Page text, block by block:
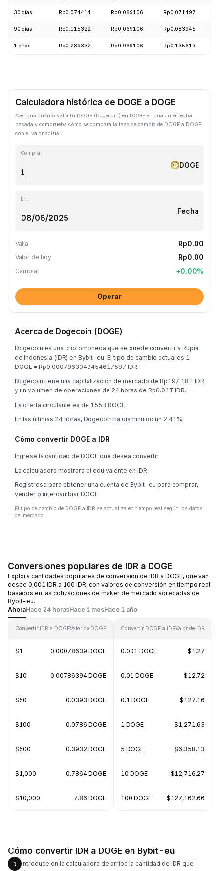
30 días Rp0.074414 Rp0.069106 Rp0.071497
90 días Rp0.115322 Rp0.069106 Rp0.083945
1 años Rp0.289332 Rp0.069106 Rp0.135613
Calculadora histórica de DOGE a DOGE
Averigua cuánto valía tu DOGE (Dogecoin) en DOGE en cualquier fecha
pasada y comprueba cómo se compara la tasa de cambio de DOGE a DOGE
con el valor actual.
Comprar
DOGE
En:
Fecha
Valía Rp0.00
Valor de hoy Rp0.00
Cambiar +0.00%
Operar
Acerca de Dogecoin (DOGE)
Dogecoin es una criptomoneda que se puede convertir a Rupia
de Indonesia (IDR) en Bybit-eu. El tipo de cambio actual es 1
DOGE = Rp0.0007863943454617587 IDR.
Dogecoin tiene una capitalización de mercado de Rp197.18T IDR
y un volumen de operaciones de 24 horas de Rp6.04T IDR.
La oferta circulante es de 155B DOGE.
En las últimas 24 horas, Dogecoin ha disminuido un 2.41%.
Cómo convertir DOGE a IDR
Ingrese la cantidad de DOGE que desea convertir
La calculadora mostrará el equivalente en IDR
Regístrese para obtener una cuenta de Bybit-eu para comprar,
vender o intercambiar DOGE
El tipo de cambio de DOGE a IDR se actualiza en tiempo real según los datos
del mercado.
Conversiones populares de IDR a DOGE
Explora cantidades populares de conversión de IDR a DOGE, que van
desde 0,001 IDR a 100 IDR, con valores de conversión en tiempo real
basados en las cotizaciones de maker de mercado agregadas de
Bybit-eu.
AhoraHace 24 horasHace 1 mesHace 1 año
Convertir IDR a DOGEValor de DOGE
$1 0.00078639 DOGE
$10 0.00786394 DOGE
$50 0.0393 DOGE
$100 0.0786 DOGE
$500 0.3932 DOGE
$1,000 0.7864 DOGE
$10,000 7.86 DOGE
Convertir DOGE a IDRValor de IDR
0.001 DOGE $1.27
0.01 DOGE $12.72
0.1 DOGE $127.16
1 DOGE $1,271.63
5 DOGE $6,358.13
10 DOGE $12,716.27
100 DOGE $127,162.66
Cómo convertir IDR a DOGE en Bybit-eu
1
Introduce en la calculadora de arriba la cantidad de IDR que